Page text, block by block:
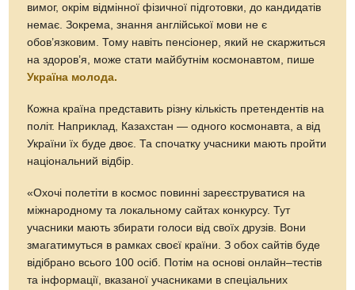
вимог, окрім відмінної фізичної підготовки, до кандидатів
немає. Зокрема, знання англійської мови не є
обов’язковим. Тому навіть пенсіонер, який не скаржиться
на здоров’я, може стати майбутнім космонавтом, пише
Україна молода.
Кожна країна представить різну кількість претендентів на
політ. Наприклад, Казахстан — одного космонавта, а від
України їх буде двоє. Та спочатку учасники мають пройти
національний відбір.
«Охочі полетіти в космос повинні зареєструватися на
міжнародному та локальному сайтах конкурсу. Тут
учасники мають збирати голоси від своїх друзів. Вони
змагатимуться в рамках своєї країни. З обох сайтів буде
відібрано всього 100 осіб. Потім на основі онлайн–тестів
та інформації, вказаної учасниками в спеціальних